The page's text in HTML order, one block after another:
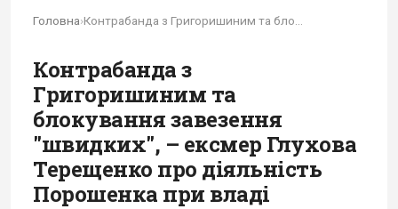
Головна›
Контрабанда з
Григоришиним та
блокування завезення
"швидких", – ексмер Глухова
Терещенко про діяльність
Порошенка при владі